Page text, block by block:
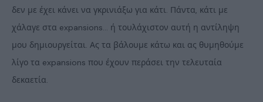
δεν με έχει κάνει να γκρινιάξω για κάτι. Πάντα, κάτι με
χάλαγε στα expansions… ή τουλάχιστον αυτή η αντίληψη
μου δημιουργείται. Ας τα βάλουμε κάτω και ας θυμηθούμε
λίγο τα expansions που έχουν περάσει την τελευταία
δεκαετία.